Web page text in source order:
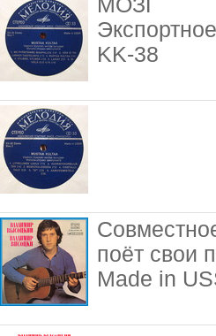
МОЗГ
KK-38
поёт свои
Made in